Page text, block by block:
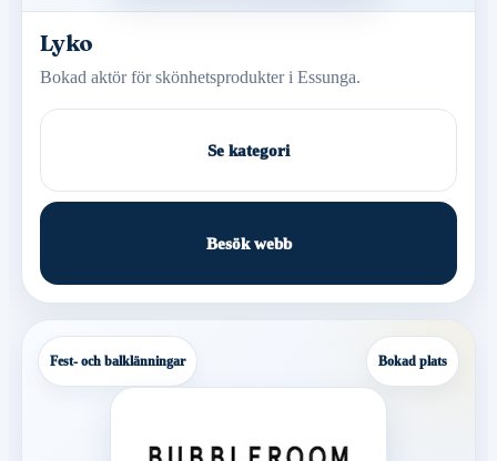
Lyko
Bokad aktör för skönhetsprodukter i Essunga.
Se kategori
Besök webb
Fest- och balklänningar Bokad plats